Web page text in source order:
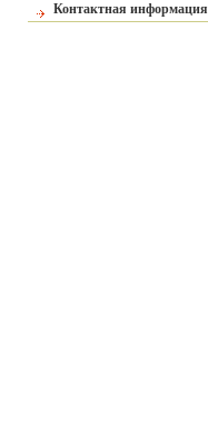
Контактная информация